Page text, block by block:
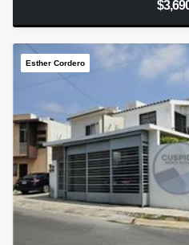
Esther Cordero